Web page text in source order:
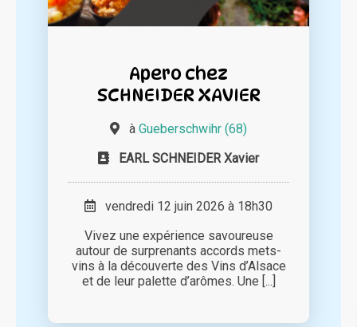
Apero chez
SCHNEIDER XAVIER
à Gueberschwihr (68)
EARL SCHNEIDER Xavier
vendredi 12 juin 2026 à 18h30
Vivez une expérience savoureuse
autour de surprenants accords mets-
vins à la découverte des Vins d’Alsace
et de leur palette d’arômes. Une [...]